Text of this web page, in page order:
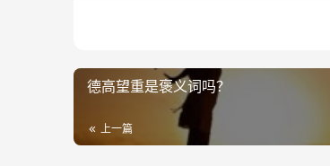
德高望重是褒义词吗？
上一篇